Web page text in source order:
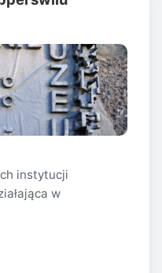
instytucji
w